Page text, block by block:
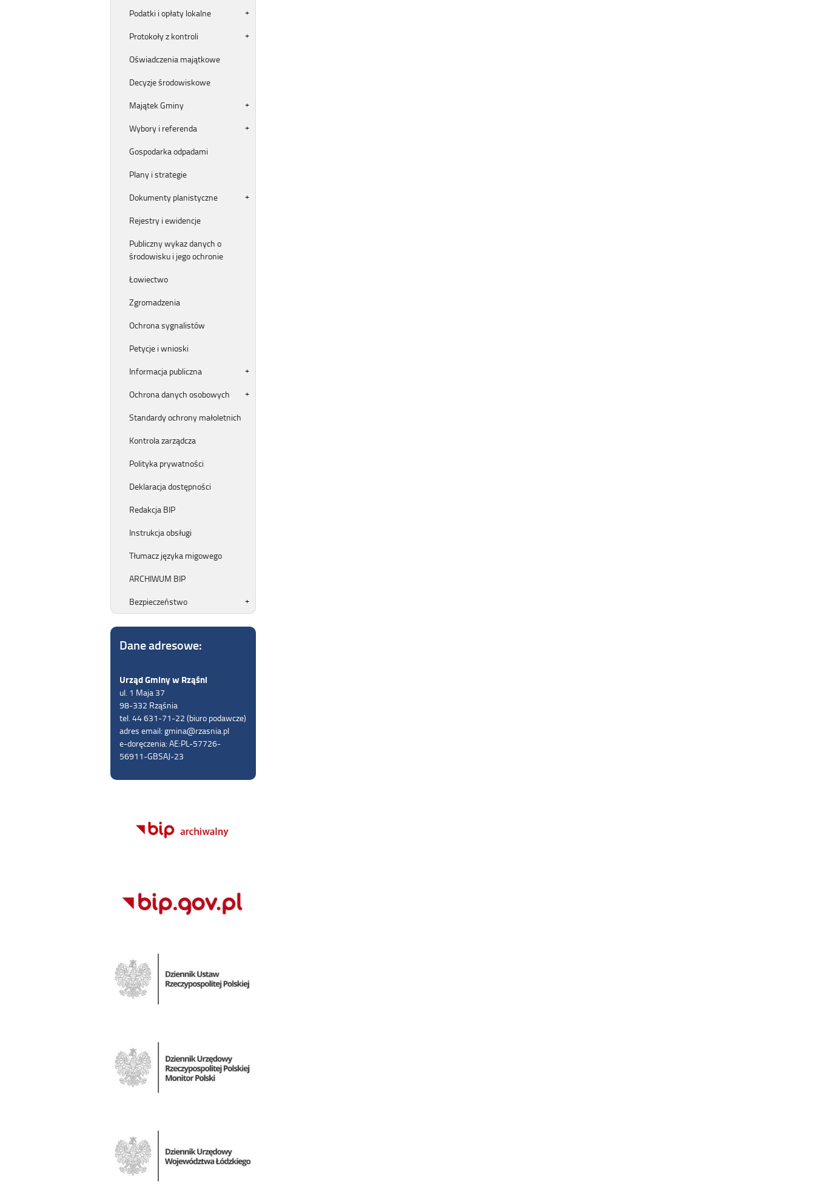
Podatki i opłaty lokalne
Protokoły z kontroli
Oświadczenia majątkowe
Decyzje środowiskowe
Majątek Gminy
Wybory i referenda
Gospodarka odpadami
Plany i strategie
Dokumenty planistyczne
Rejestry i ewidencje
Publiczny wykaz danych o
środowisku i jego ochronie
Łowiectwo
Zgromadzenia
Ochrona sygnalistów
Petycje i wnioski
Informacja publiczna
Ochrona danych osobowych
Standardy ochrony małoletnich
Kontrola zarządcza
Polityka prywatności
Deklaracja dostępności
Redakcja BIP
Instrukcja obsługi
Tłumacz języka migowego
ARCHIWUM BIP
Bezpieczeństwo
Dane adresowe:
Urząd Gminy w Rząśni
ul. 1 Maja 37
98-332 Rząśnia
tel. 44 631-71-22 (biuro podawcze)
adres email: gmina@rzasnia.pl
e-doręczenia: AE:PL-57726-
56911-GBSAJ-23